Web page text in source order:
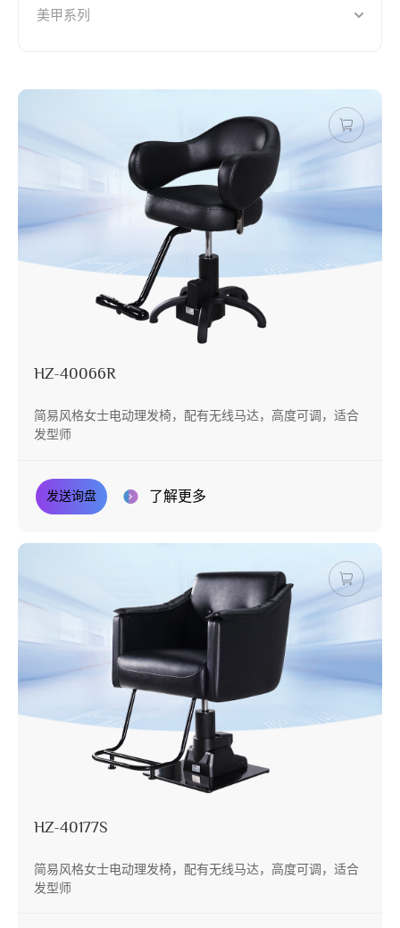
美甲系列
HZ-40066R
简易风格女士电动理发椅，配有无线马达，高度可调，适合
发型师
发送询盘 了解更多
HZ-40177S
简易风格女士电动理发椅，配有无线马达，高度可调，适合
发型师